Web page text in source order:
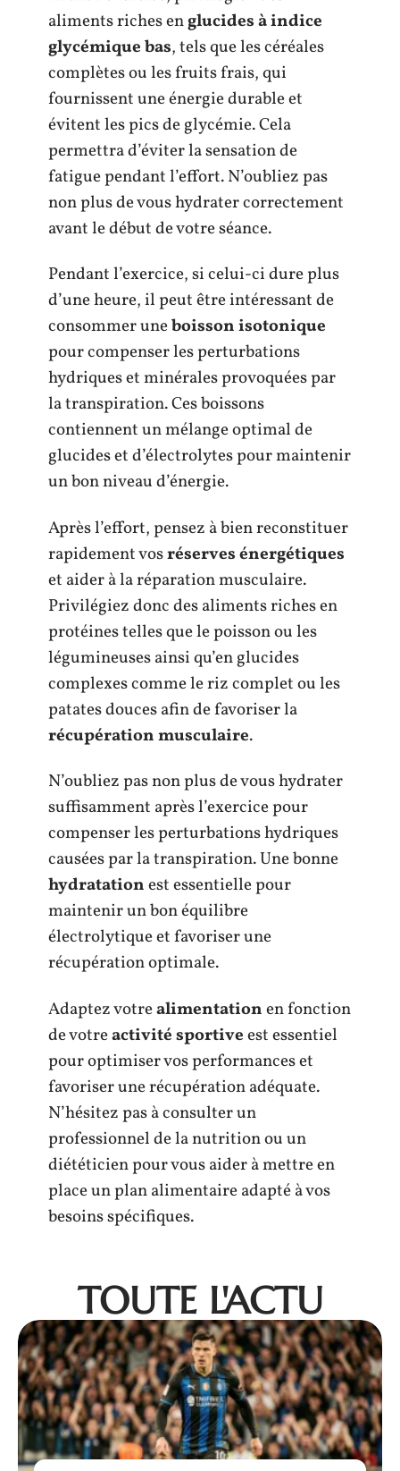
aliments riches englucides à indice
glycémique bas, tels que les céréales
complètes ou les fruits frais, qui
fournissent une énergie durable et
évitent les pics de glycémie. Cela
permettra d’éviter la sensation de
fatigue pendant l’effort. N’oubliez pas
non plus de vous hydrater correctement
avant le début de votre séance.
Pendant l’exercice, si celui-ci dure plus
d’une heure, il peut être intéressant de
consommer uneboisson isotonique
pour compenser les perturbations
hydriques et minérales provoquées par
la transpiration. Ces boissons
contiennent un mélange optimal de
glucides et d’électrolytes pour maintenir
un bon niveau d’énergie.
Après l’effort, pensez à bien reconstituer
rapidement vosréserves énergétiques
et aider à la réparation musculaire.
Privilégiez donc des aliments riches en
protéines telles que le poisson ou les
légumineuses ainsi qu’en glucides
complexes comme le riz complet ou les
patates douces afin de favoriser la
récupération musculaire.
N’oubliez pas non plus de vous hydrater
suffisamment après l’exercice pour
compenser les perturbations hydriques
causées par la transpiration. Une bonne
hydratationest essentielle pour
maintenir un bon équilibre
électrolytique et favoriser une
récupération optimale.
Adaptez votrealimentationen fonction
de votreactivité sportiveest essentiel
pour optimiser vos performances et
favoriser une récupération adéquate.
N’hésitez pas à consulter un
professionnel de la nutrition ou un
diététicien pour vous aider à mettre en
place un plan alimentaire adapté à vos
besoins spécifiques.
TOUTE L'ACTU